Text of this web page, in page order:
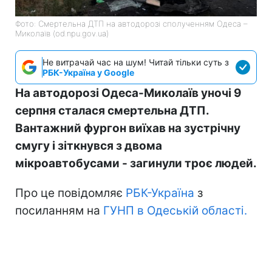
Фото: Смертельна ДТП на автодорозі сполученням Одеса –
Миколаїв (od.npu.gov.ua)
Не витрачай час на шум! Читай тільки суть з
РБК-Україна у Google
На автодорозі Одеса-Миколаїв уночі 9
серпня сталася смертельна ДТП.
Вантажний фургон виїхав на зустрічну
смугу і зіткнувся з двома
мікроавтобусами - загинули троє людей.
Про це повідомляє РБК-Україна з
посиланням на ГУНП в Одеській області.